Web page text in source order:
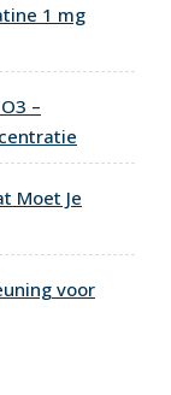
1 mg
–
Moet Je
voor